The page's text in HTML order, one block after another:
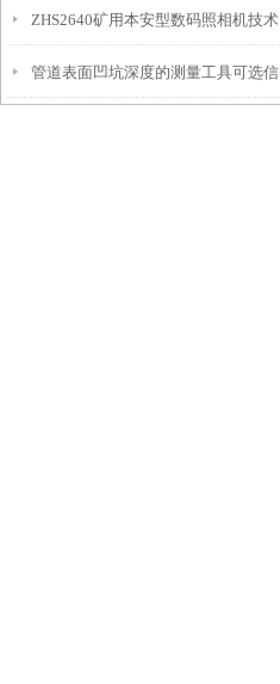
ZHS2640矿用本安型数码照相机技术
参数！
管道表面凹坑深度的测量工具可选信